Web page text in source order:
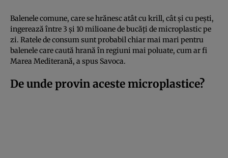
Balenele comune, care se hrănesc atât cu krill, cât și cu pești,
ingerează între 3 și 10 milioane de bucăți de microplastic pe
zi. Ratele de consum sunt probabil chiar mai mari pentru
balenele care caută hrană în regiuni mai poluate, cum ar fi
Marea Mediterană, a spus Savoca.
De unde provin aceste microplastice?